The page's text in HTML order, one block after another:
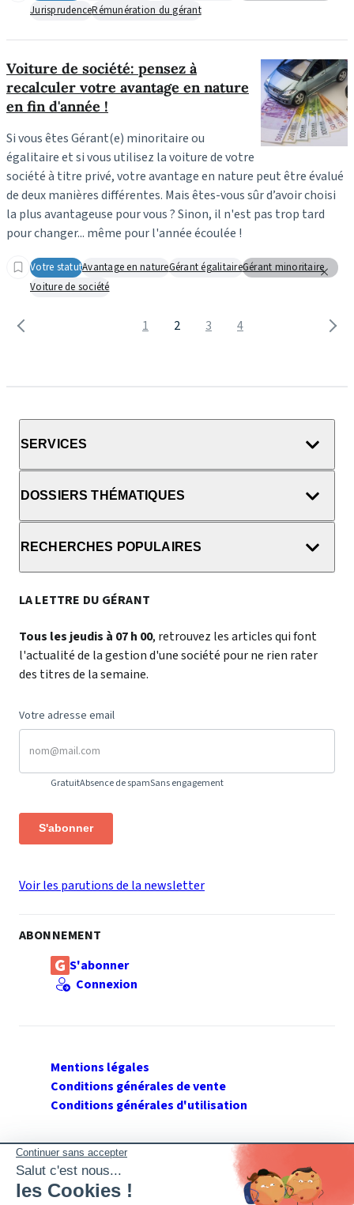
JurisprudenceRémunération du gérant
Voiture de société: pensez à
recalculer votre avantage en nature
en fin d'année !
Si vous êtes Gérant(e) minoritaire ou
égalitaire et si vous utilisez la voiture de votre
société à titre privé, votre avantage en nature peut être évalué
de deux manières différentes. Mais êtes-vous sûr d’avoir choisi
la plus avantageuse pour vous ? Sinon, il n'est pas trop tard
pour changer... même pour l'année écoulée !
Votre statutAvantage en natureGérant égalitaireGérant minoritaire
Voiture de société
1 2 3 4
SERVICES
DOSSIERS THÉMATIQUES
RECHERCHES POPULAIRES
LA LETTRE DU GÉRANT
Tous les jeudis à 07 h 00, retrouvez les articles qui font
l'actualité de la gestion d'une société pour ne rien rater
des titres de la semaine.
Votre adresse email
GratuitAbsence de spamSans engagement
S'abonner
Voir les parutions de la newsletter
ABONNEMENT
S'abonner
Connexion
Mentions légales
Conditions générales de vente
Conditions générales d'utilisation
SUIVEZ GERANT DE SARL